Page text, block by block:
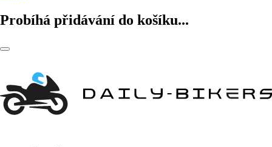
Probíhá přidávání do košíku...